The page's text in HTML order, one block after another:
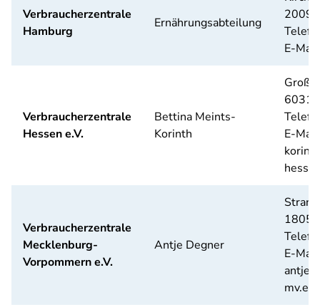
Verbraucherzentrale
Hamburg
Ernährungsabteilung
E-
Verbraucherzentrale
Hessen e.V.
Bettina Meints-
Korinth
E-
Verbraucherzentrale
Mecklenburg-
Vorpommern e.V.
Antje Degner
E-Mail:
mv.eu